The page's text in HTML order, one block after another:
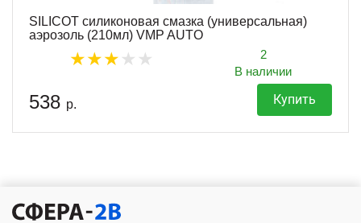
SILICOT силиконовая смазка (универсальная)
аэрозоль (210мл) VMP AUTO
2
В наличии
538 р. Купить